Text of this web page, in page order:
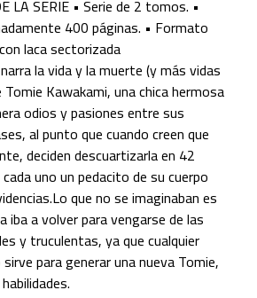
LA SERIE • Serie de 2 tomos. •
400 páginas. • Formato
laca sectorizada
la vida y la muerte (y más vidas
Kawakami, una chica hermosa
odios y pasiones entre sus
al punto que cuando creen que
deciden descuartizarla en 42
uno un pedacito de su cuerpo
que no se imaginaban es
iba a volver para vengarse de las
y truculentas, ya que cualquier
para generar una nueva Tomie,